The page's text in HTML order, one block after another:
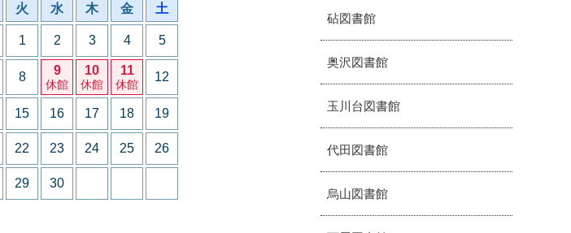
火 水 木 金 土
1 2 3 4 5
8 9
休館
10
休館
11
休館
12
15 16 17 18 19
22 23 24 25 26
29 30
砧図書館
奥沢図書館
玉川台図書館
代田図書館
烏山図書館